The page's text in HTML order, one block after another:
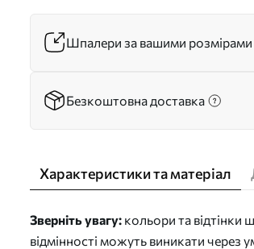
Шпалери за вашими розмірами
Безкоштовна доставка
Характеристики та матеріал
Зверніть увагу: кольори та відтінки
відмінності можуть виникати через